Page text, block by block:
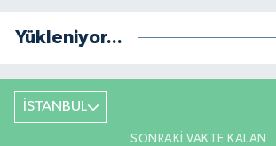
Yükleniyor...
İSTANBUL
SONRAKI VAKTE KALAN